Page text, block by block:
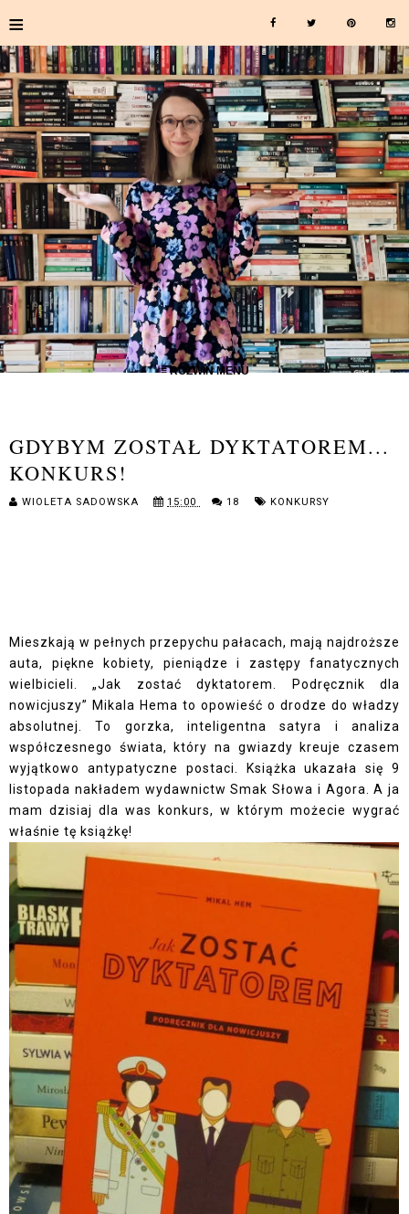
≡
≡ ROZWIŃ MENU
GDYBYM ZOSTAŁ DYKTATOREM...
KONKURS!
WIOLETA SADOWSKA 15:00 18 KONKURSY
Mieszkają w pełnych przepychu pałacach, mają najdroższe
auta, piękne kobiety, pieniądze i zastępy fanatycznych
wielbicieli. „Jak zostać dyktatorem. Podręcznik dla
nowicjuszy” Mikala Hema to opowieść o drodze do władzy
absolutnej. To gorzka, inteligentna satyra i analiza
współczesnego świata, który na gwiazdy kreuje czasem
wyjątkowo antypatyczne postaci. Książka ukazała się 9
listopada nakładem wydawnictw Smak Słowa i Agora. A ja
mam dzisiaj dla was konkurs, w którym możecie wygrać
właśnie tę książkę!